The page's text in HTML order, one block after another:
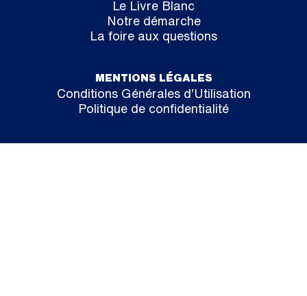
Le Livre Blanc
Notre démarche
La foire aux questions
MENTIONS LÉGALES
Conditions Générales d’Utilisation
Politique de confidentialité